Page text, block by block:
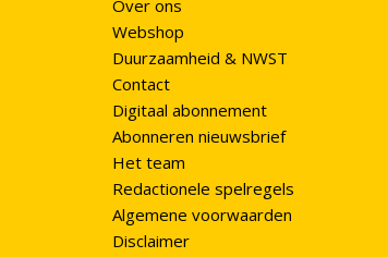
Over ons
Webshop
Duurzaamheid & NWST
Contact
Digitaal abonnement
Abonneren nieuwsbrief
Het team
Redactionele spelregels
Algemene voorwaarden
Disclaimer